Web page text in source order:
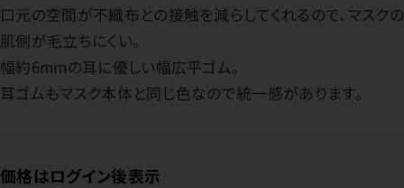
口元の空間が不織布との接触を減らしてくれるので、マスクの
肌側が毛立ちにくい。
幅約6mmの耳に優しい幅広平ゴム。
耳ゴムもマスク本体と同じ色なので統一感があります。
価格はログイン後表示